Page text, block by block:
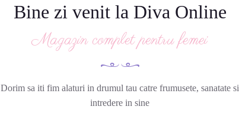
Bine zi venit la Diva Online
Magazin complet pentru femei
Dorim sa iti fim alaturi in drumul tau catre frumusete, sanatate si
intredere in sine